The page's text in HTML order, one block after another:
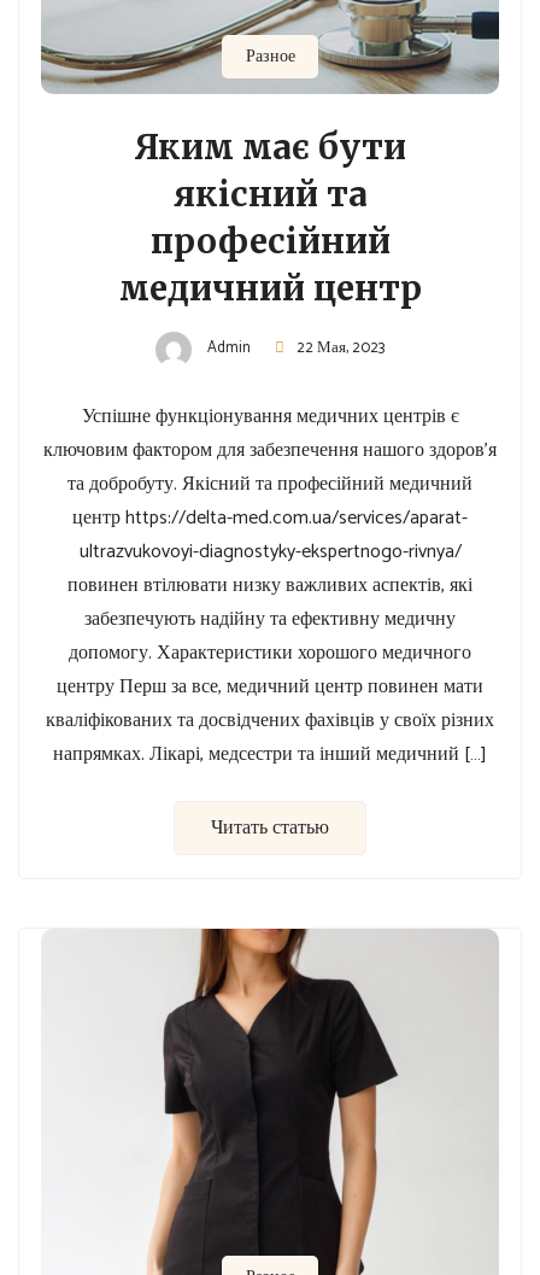
Разное
Яким має бути
якісний та
професійний
медичний центр
Admin 22 Мая, 2023
Успішне функціонування медичних центрів є
ключовим фактором для забезпечення нашого здоров’я
та добробуту. Якісний та професійний медичний
центр https://delta-med.com.ua/services/aparat-
ultrazvukovoyi-diagnostyky-ekspertnogo-rivnya/
повинен втілювати низку важливих аспектів, які
забезпечують надійну та ефективну медичну
допомогу. Характеристики хорошого медичного
центру Перш за все, медичний центр повинен мати
кваліфікованих та досвідчених фахівців у своїх різних
напрямках. Лікарі, медсестри та інший медичний […]
Читать статью